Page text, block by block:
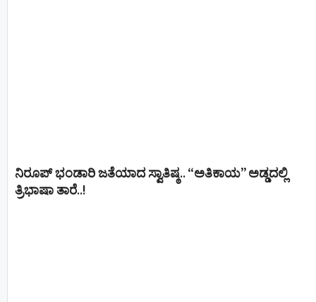
ನಿರೂಪ್ ಭಂಡಾರಿ ಜತೆಯಾದ ಸ್ವಾತಿಷ್ಠ.. “ಅತಿಕಾಯ” ಅಡ್ಡದಲ್ಲಿ
ತ್ರಿಭಾಷಾ ತಾರೆ..!